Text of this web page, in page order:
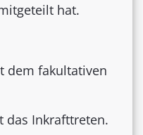
hat.
dem fakultativen
das Inkrafttreten.